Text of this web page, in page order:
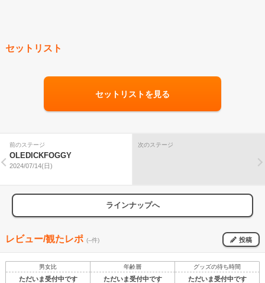
セットリスト
セットリストを見る
前のステージ
OLEDICKFOGGY
2024/07/14(日)
次のステージ
ラインナップへ
レビュー/観たレポ (--件) 投稿
男女比 年齢層 グッズの待ち時間
ただいま受付中です ただいま受付中です ただいま受付中です